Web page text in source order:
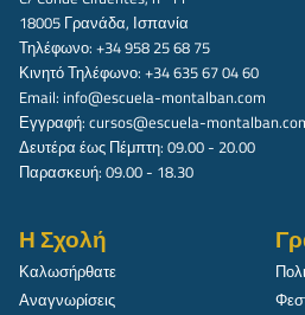
18005 Γρανάδα, Ισπανία
Τηλέφωνο: +34 958 25 68 75
Κινητό Τηλέφωνο: +34 635 67 04 60
Email: info@escuela-montalban.com
Εγγραφή: cursos@escuela-
Δευτέρα έως Πέμπτη: 09.00 - 20.00
Παρασκευή: 09.00 - 18.30
Η Σχολή
Καλωσήρθατε
Αναγνωρίσεις